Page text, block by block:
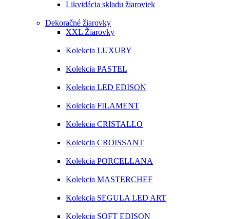
Likvidácia skladu žiaroviek
Dekoračné žiarovky
XXL Žiarovky
Kolekcia LUXURY
Kolekcia PASTEL
Kolekcia LED EDISON
Kolekcia FILAMENT
Kolekcia CRISTALLO
Kolekcia CROISSANT
Kolekcia PORCELLANA
Kolekcia MASTERCHEF
Kolekcia SEGULA LED ART
Kolekcia SOFT EDISON